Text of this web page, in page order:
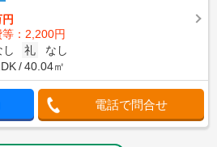
：2,200円
し 礼
なし
40.04㎡
電話で問合せ